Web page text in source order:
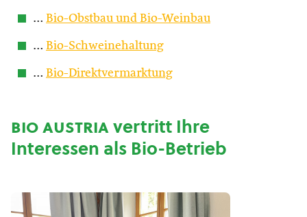
… Bio-Obstbau und Bio-Weinbau
… Bio-Schweinehaltung
… Bio-Direktvermarktung
bio austriavertritt Ihre
Interessen als Bio-Betrieb